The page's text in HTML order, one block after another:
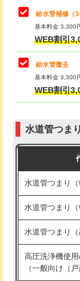
マス交換（土の
マス交換（深
マス交換（深さ
コンクリート
モルタル補修
洗面台設置
化粧台設置
追加人工
廃棄・処分
理・調整・分解
止水・漏水調
理・調整・分
その他部品の脱
交換・取付（
式）)
式・ワンホー
交換・取付(排
持込商品取付
給水管補修（3
基本料金 3,300
WEB割引
給水管撤去
基本料金 3,300
WEB割引
水道管つま
水道管つまり（
水道管つまり（
水道管つまり（
高圧洗浄機使
（一般向け（